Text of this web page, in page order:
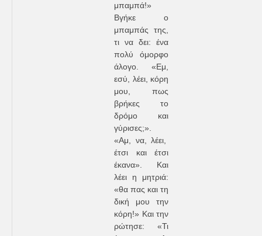
μπαμπά!»
Βγήκε ο
μπαμπάς της,
τι να δει: ένα
πολύ όμορφο
άλογο. «Εμ,
εσύ, λέει, κόρη
μου, πως
βρήκες το
δρόμο και
γύρισες;».
«Αμ, να, λέει,
έτσι και έτσι
έκανα». Και
λέει η μητριά:
«θα πας και τη
δική μου την
κόρη!» Και την
ρώτησε: «Τι